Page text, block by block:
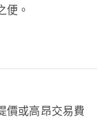
便。
價或高昂交易費